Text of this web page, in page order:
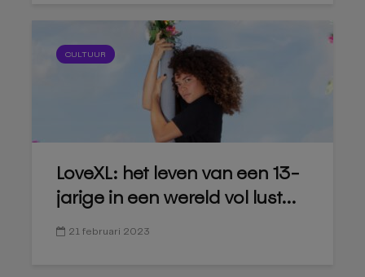
CULTUUR
LoveXL: het leven van een 13-
jarige in een wereld vol lust...
21 februari 2023